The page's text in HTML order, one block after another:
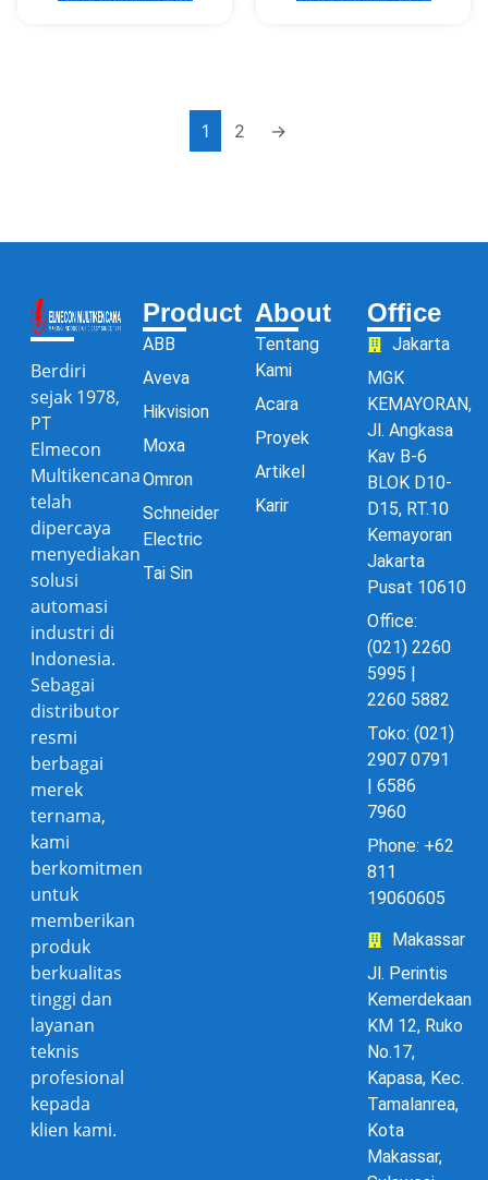
1 2 →
Berdiri
sejak 1978,
PT
Elmecon
Multikencana
telah
dipercaya
menyediakan
solusi
automasi
industri di
Indonesia.
Sebagai
distributor
resmi
berbagai
merek
ternama,
kami
berkomitmen
untuk
memberikan
produk
berkualitas
tinggi dan
layanan
teknis
profesional
kepada
klien kami.
Product
ABB
Aveva
Hikvision
Moxa
Omron
Schneider
Electric
Tai Sin
About
Tentang
Kami
Acara
Proyek
Artikel
Karir
Office
Jakarta
MGK
KEMAYORAN,
Jl. Angkasa
Kav B-6
BLOK D10-
D15, RT.10
Kemayoran
Jakarta
Pusat 10610
Office:
(021) 2260
5995 |
2260 5882
Toko: (021)
2907 0791
| 6586
7960
Phone: +62
811
19060605
Makassar
Jl. Perintis
Kemerdekaan
KM 12, Ruko
No.17,
Kapasa, Kec.
Tamalanrea,
Kota
Makassar,